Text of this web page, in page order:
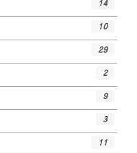
14
10
29
2
9
3
11